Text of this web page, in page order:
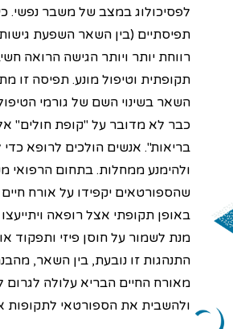
לפסיכולוג במצב של משבר נפשי.
תפיסתיים (בין השאר השפעת
רווחת יותר ויותר הגישה הרואה
תקופתית וטיפול מונע. תפיסה זו
השאר בשינוי השם של גורמי
כבר לא מדובר על "קופת חולים"
בריאות". אנשים הולכים לרופא כדי
ולהימנע ממחלות. בתחום הרפואי
שהספורטאים יקפידו על אורח חיים
באופן תקופתי אצל רופאה
מנת לשמור על חוסן פיזי ותפקוד
התנהגות זו נובעת, בין השאר,
מאורח החיים הבריא עלולה
ולהשבית את הספורטאי לתקופות